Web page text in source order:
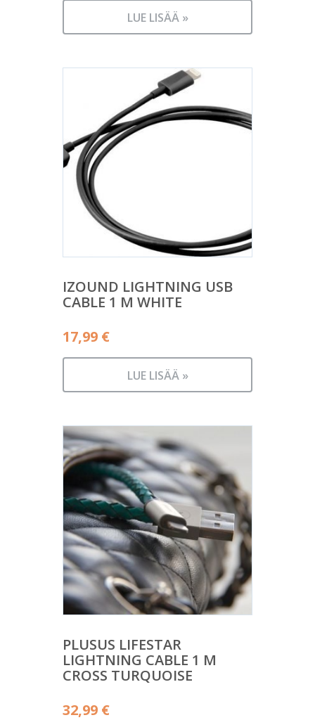
LUE LISÄÄ »
IZOUND LIGHTNING USB
CABLE 1 M WHITE
17,99 €
LUE LISÄÄ »
PLUSUS LIFESTAR
LIGHTNING CABLE 1 M
CROSS TURQUOISE
32,99 €